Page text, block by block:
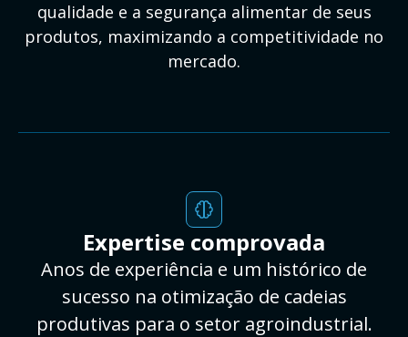
qualidade e a segurança alimentar de seus
produtos, maximizando a competitividade no
mercado.
Expertise comprovada
Anos de experiência e um histórico de
sucesso na otimização de cadeias
produtivas para o setor agroindustrial.